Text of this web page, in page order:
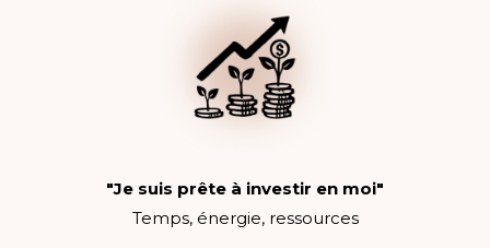
"Je suis prête à investir en moi"
Temps, énergie, ressources